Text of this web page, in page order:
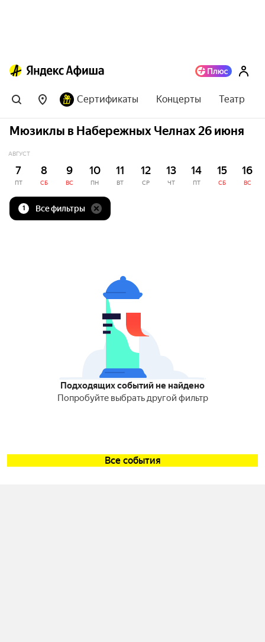
Сертификаты Концерты Театр
Мюзиклы в Набережных Челнах 26 июня
АВГУСТ
7
ПТ
8
СБ
9
ВС
10
ПН
11
ВТ
12
СР
13
ЧТ
14
ПТ
15
СБ
16
ВС
1 Все фильтры
Подходящих событий не найдено
Попробуйте выбрать другой фильтр
Все события